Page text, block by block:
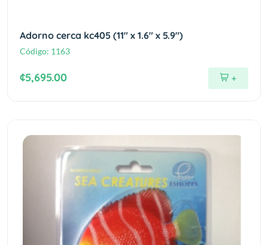
Adorno cerca kc405 (11" x 1.6" x 5.9")
Código: 1163
¢5,695.00 +